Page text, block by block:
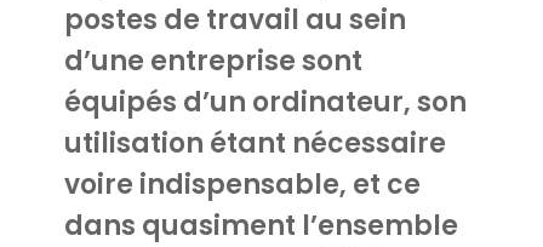
postes de travail au sein
d’une entreprise sont
équipés d’un ordinateur, son
utilisation étant nécessaire
voire indispensable, et ce
dans quasiment l’ensemble